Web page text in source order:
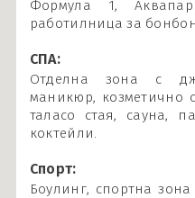
Формула 1,
работилница за
СПА:
Отделна зона с
маникюр, козметично
таласо стая, сауна,
коктейли.
Спорт:
Боулинг, спортна